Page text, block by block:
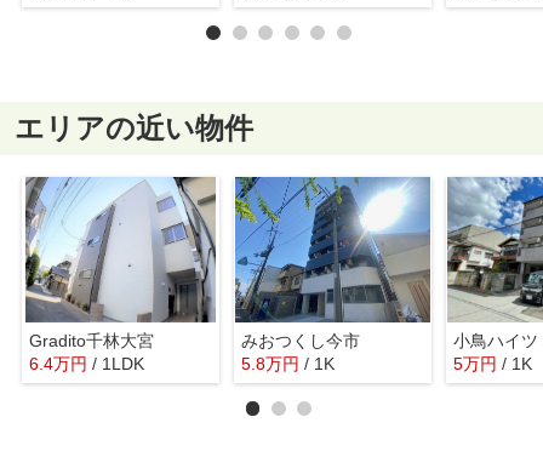
エリアの近い物件
Gradito千林大宮
6.4万円 / 1LDK
みおつくし今市
5.8万円 / 1K
小鳥ハイツ
5万円 / 1K